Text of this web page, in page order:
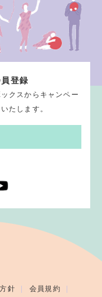
登録
クスからキャンペー
たします。
針 会員規約